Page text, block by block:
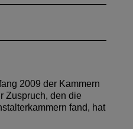
2009 der Kammern
Zuspruch, den die
fand, hat